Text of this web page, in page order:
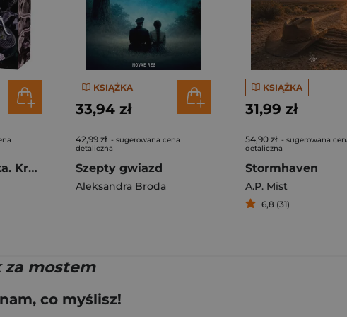
Krwawe igrzyska. Krwawe dziedzictwo. Tom 2
KSIĄŻKA
33,94 zł
42,99 zł - sugerowana cena
detaliczna
Szepty gwiazd
Aleksandra Broda
KSIĄŻKA
31,99 zł
54,90 zł - sugerowana
detaliczna
Stormhaven
A.P. Mist
6,8 (31)
za mostem
co myślisz!